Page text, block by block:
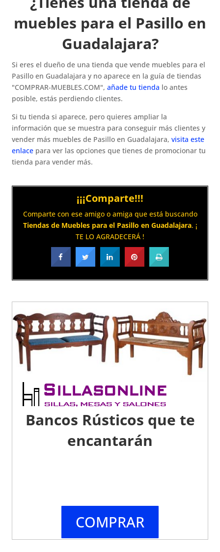
muebles para el Pasillo en
Guadalajara?
Si eres el dueño de una tienda que vende muebles para el
Pasillo en Guadalajara y no aparece en la guía de tiendas
"COMPRAR-MUEBLES.COM",añade tu tienda lo antes
posible, estás perdiendo clientes.
Si tu tienda si aparece, pero quieres ampliar la
información que se muestra para conseguir más clientes y
vender más muebles de Pasillo en Guadalajara,visita este
enlace para ver las opciones que tienes de promocionar tu
tienda para vender más.
¡¡¡Comparte!!!
Comparte con ese amigo o amiga que está buscando
Tiendas de Muebles para el Pasillo en Guadalajara. ¡
TE LO AGRADECERÁ !
Bancos Rústicos que te
encantarán
COMPRAR